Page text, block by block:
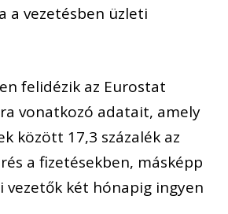
a vezetésben üzleti
felidézik az Eurostat
vonatkozó adatait, amely
között 17,3 százalék az
a fizetésekben, másképp
vezetők két hónapig ingyen